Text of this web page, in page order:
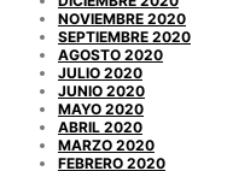
NOVIEMBRE 2020
SEPTIEMBRE 2020
AGOSTO 2020
JULIO 2020
JUNIO 2020
MAYO 2020
ABRIL 2020
MARZO 2020
FEBRERO 2020